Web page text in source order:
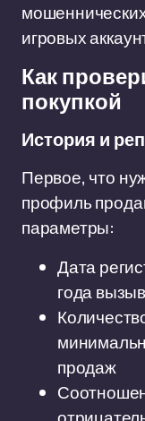
игровых
Как
покупкой
История и
Первое, что
профиль
параметры:
Дата
года
продаж